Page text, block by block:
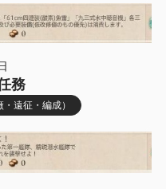
務
遠征・編成）